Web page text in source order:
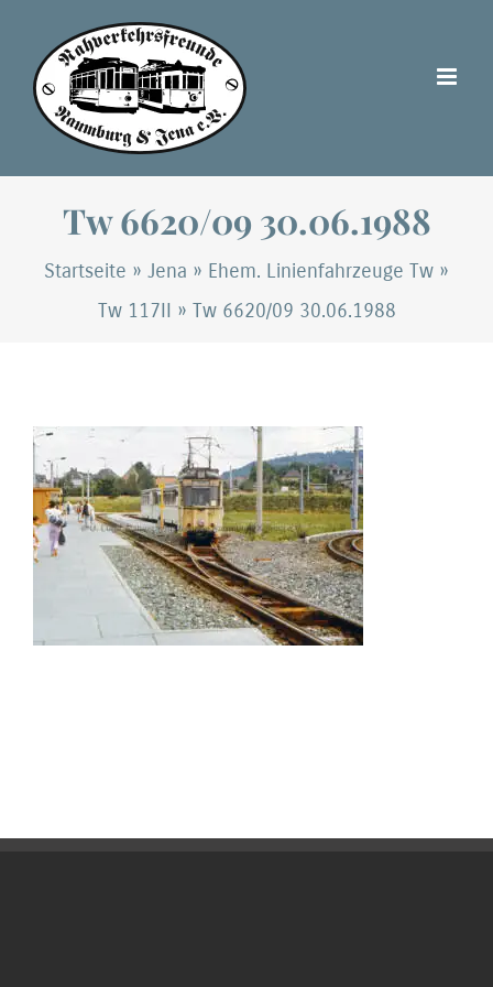
Inhalt
springen
Tw 6620/09 30.06.1988
Startseite » Jena » Ehem. Linienfahrzeuge Tw »
Tw 117II » Tw 6620/09 30.06.1988